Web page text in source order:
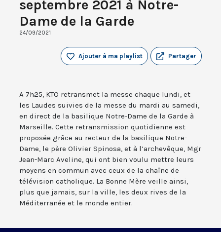
septembre 2021 à Notre-
Dame de la Garde
24/09/2021
Partager
Ajouter à ma playlist
A 7h25, KTO retransmet la messe chaque lundi, et
les Laudes suivies de la messe du mardi au samedi,
en direct de la basilique Notre-Dame de la Garde à
Marseille. Cette retransmission quotidienne est
proposée grâce au recteur de la basilique Notre-
Dame, le père Olivier Spinosa, et à l’archevêque, Mgr
Jean-Marc Aveline, qui ont bien voulu mettre leurs
moyens en commun avec ceux de la chaîne de
télévision catholique. La Bonne Mère veille ainsi,
plus que jamais, sur la ville, les deux rives de la
Méditerranée et le monde entier.